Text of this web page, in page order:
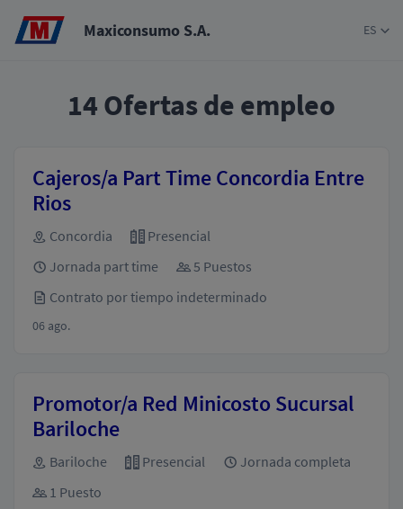
Maxiconsumo S.A. ES
14 Ofertas de empleo
Cajeros/a Part Time Concordia Entre
Rios
Concordia
Presencial
Jornada part time
5 Puestos
Contrato por tiempo indeterminado
06 ago.
Promotor/a Red Minicosto Sucursal
Bariloche
Bariloche Presencial
Jornada completa
1 Puesto